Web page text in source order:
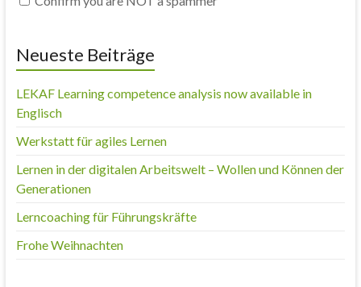
Neueste Beiträge
LEKAF Learning competence analysis now available in
Englisch
Werkstatt für agiles Lernen
Lernen in der digitalen Arbeitswelt – Wollen und Können der
Generationen
Lerncoaching für Führungskräfte
Frohe Weihnachten